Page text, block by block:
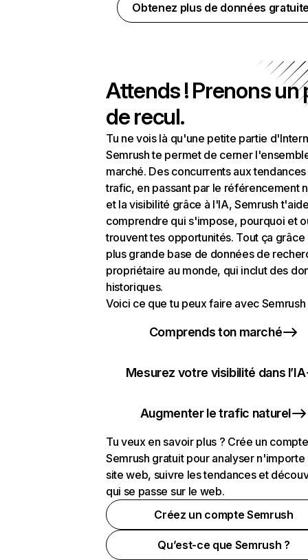
Obtenez plus de données
Attends ! Prenons un
de recul.
Tu ne vois là qu'une petite partie
Semrush te permet de cerner
marché. Des concurrents aux
trafic, en passant par le référencement
et la visibilité grâce à l'IA, Semrush
comprendre qui s'impose, pourquoi et
trouvent tes opportunités. Tout ça grâce
plus grande base de données de
propriétaire au monde, qui inclut des
historiques.
Voici ce que tu peux faire avec Semrush
Comprends ton marché
Mesurez votre visibilité dans l’IA
Augmenter le trafic naturel
Tu veux en savoir plus ? Crée un compte
Semrush gratuit pour analyser n'importe
site web, suivre les tendances et
qui se passe sur le web.
Créez un compte Semrush
Qu’est-ce que Semrush ?